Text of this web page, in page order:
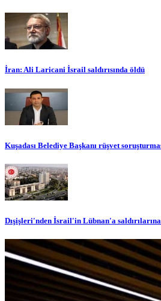
İran: Ali Laricani İsrail saldırısında öldü
Kuşadası Belediye Başkanı rüşvet
Dışişleri'nden İsrail'in Lübnan'a